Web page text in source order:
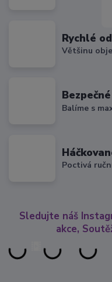
Rychlé
Většinu
Balíme s
Poctivá
Sledujte náš
akce,